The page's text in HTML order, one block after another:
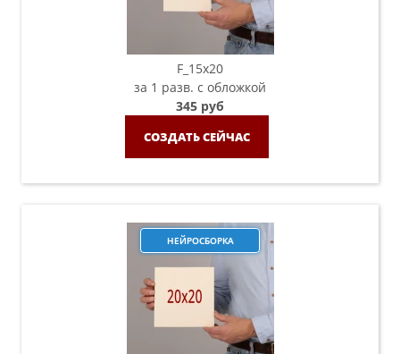
F_15х20
за 1 разв. с обложкой
345 руб
СОЗДАТЬ СЕЙЧАС
НЕЙРОСБОРКА